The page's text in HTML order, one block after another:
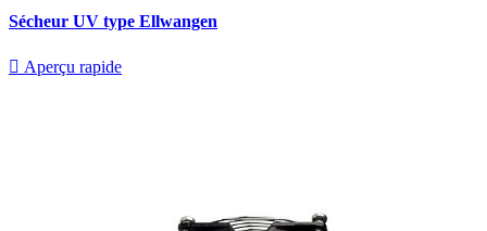
Sécheur UV type Ellwangen
 Aperçu rapide